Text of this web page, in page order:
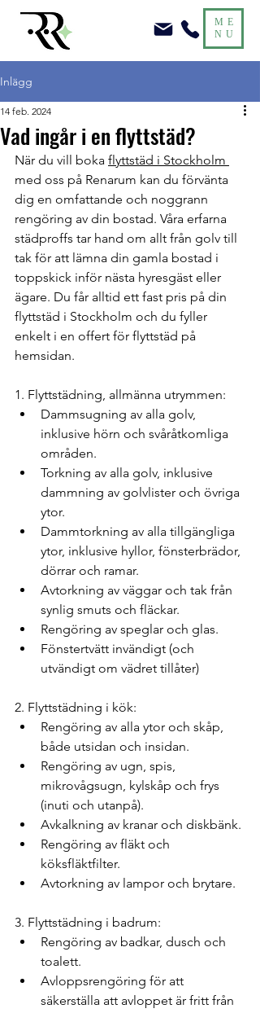
ME
NU
Inlägg
Vad ingår i en flyttstäd?
14 feb. 2024
När du vill boka flyttstäd i Stockholm
med oss på Renarum kan du förvänta
dig en omfattande och noggrann
rengöring av din bostad. Våra erfarna
städproffs tar hand om allt från golv till
tak för att lämna din gamla bostad i
toppskick inför nästa hyresgäst eller
ägare. Du får alltid ett fast pris på din
flyttstäd i Stockholm och du fyller
enkelt i en offert för flyttstäd på
hemsidan.
1. Flyttstädning, allmänna utrymmen:
Dammsugning av alla golv,
inklusive hörn och svåråtkomliga
områden.
Torkning av alla golv, inklusive
dammning av golvlister och övriga
ytor.
Dammtorkning av alla tillgängliga
ytor, inklusive hyllor, fönsterbrädor,
dörrar och ramar.
Avtorkning av väggar och tak från
synlig smuts och fläckar.
Rengöring av speglar och glas.
Fönstertvätt invändigt (och
utvändigt om vädret tillåter)
2. Flyttstädning i kök:
Rengöring av alla ytor och skåp,
både utsidan och insidan.
Rengöring av ugn, spis,
mikrovågsugn, kylskåp och frys
(inuti och utanpå).
Avkalkning av kranar och diskbänk.
Rengöring av fläkt och
köksfläktfilter.
Avtorkning av lampor och brytare.
3. Flyttstädning i badrum:
Rengöring av badkar, dusch och
toalett.
Avloppsrengöring för att
säkerställa att avloppet är fritt från